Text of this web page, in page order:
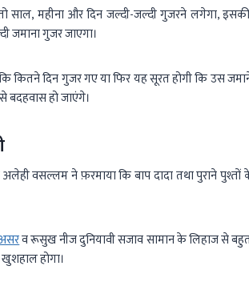
साल, महीना और दिन जल्दी-जल्दी गुजरने लगेगा,
जमाना गुजर जाएगा।
कितने दिन गुजर गए या फिर यह सूरत होगी कि उस
हो जाएंगे।
वसल्लम ने फ़रमाया कि बाप दादा तथा पुराने
व रूसुख नीज दुनियावी सजाव सामान के लिहाज से
होगा।